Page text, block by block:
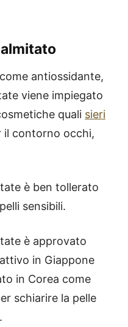
antiossidante,
viene impiegato
quali sieri
contorno occhi,
è ben tollerato
sensibili.
è approvato
in Giappone
in Corea come
schiarire la pelle